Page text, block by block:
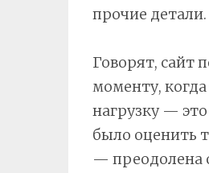
прочие детали.
Говорят, сайт
моменту,
нагрузку —
было оценить
— преодолена